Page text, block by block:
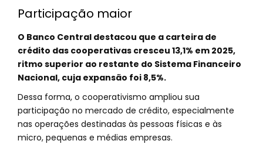
Participação maior
O Banco Central destacou que a carteira de
crédito das cooperativas cresceu 13,1% em 2025,
ritmo superior ao restante do Sistema Financeiro
Nacional, cuja expansão foi 8,5%.
Dessa forma, o cooperativismo ampliou sua
participação no mercado de crédito, especialmente
nas operações destinadas às pessoas físicas e às
micro, pequenas e médias empresas.